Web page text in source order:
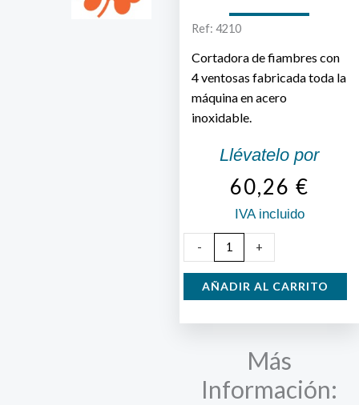
Ref: 4210
Cortadora de fiambres con
4 ventosas fabricada toda la
máquina en acero
inoxidable.
Llévatelo por
60,26 €
IVA incluido
-
Cortadora
de
Fiambres
+
AÑADIR AL CARRITO
Más
Información: